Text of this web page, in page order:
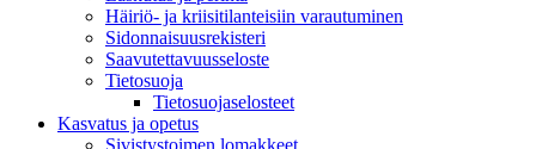
Häiriö- ja kriisitilanteisiin varautuminen
Sidonnaisuusrekisteri
Saavutettavuusseloste
Tietosuoja
Tietosuojaselosteet
Kasvatus ja opetus
Sivistystoimen lomakkeet